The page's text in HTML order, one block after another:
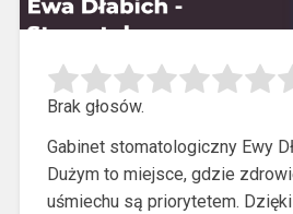
Brak głosów.
Gabinet stomatologiczny Ewy
Dużym to miejsce, gdzie
uśmiechu są priorytetem.